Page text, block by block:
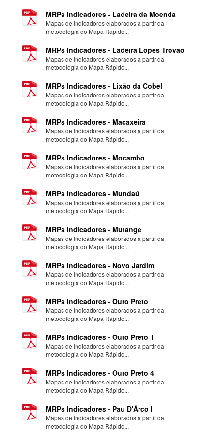
MRPs Indicadores - Ladeira da Moenda
Mapas de Indicadores elaborados a partir da
metodologia do Mapa Rápido...
MRPs Indicadores - Ladeira Lopes Trovão
Mapas de Indicadores elaborados a partir da
metodologia do Mapa Rápido...
MRPs Indicadores - Lixão da Cobel
Mapas de Indicadores elaborados a partir da
metodologia do Mapa Rápido...
MRPs Indicadores - Macaxeira
Mapas de Indicadores elaborados a partir da
metodologia do Mapa Rápido...
MRPs Indicadores - Mocambo
Mapas de Indicadores elaborados a partir da
metodologia do Mapa Rápido...
MRPs Indicadores - Mundaú
Mapas de Indicadores elaborados a partir da
metodologia do Mapa Rápido...
MRPs Indicadores - Mutange
Mapas de Indicadores elaborados a partir da
metodologia do Mapa Rápido...
MRPs Indicadores - Novo Jardim
Mapas de Indicadores elaborados a partir da
metodologia do Mapa Rápido...
MRPs Indicadores - Ouro Preto
Mapas de Indicadores elaborados a partir da
metodologia do Mapa Rápido...
MRPs Indicadores - Ouro Preto 1
Mapas de Indicadores elaborados a partir da
metodologia do Mapa Rápido...
MRPs Indicadores - Ouro Preto 4
Mapas de Indicadores elaborados a partir da
metodologia do Mapa Rápido...
MRPs Indicadores - Pau D'Árco I
Mapas de Indicadores elaborados a partir da
metodologia do Mapa Rápido...